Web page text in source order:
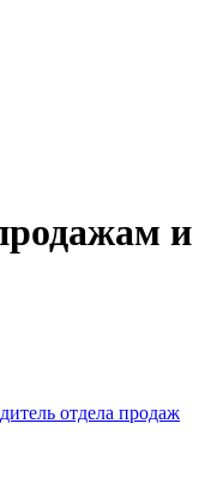
отдела продаж